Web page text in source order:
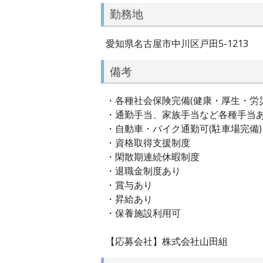
勤務地
愛知県名古屋市中川区戸田5-1213
備考
・各種社会保険完備(健康・厚生・労
・通勤手当、家族手当など各種手当
・自動車・バイク通勤可(駐車場完備)
・資格取得支援制度
・閑散期連続休暇制度
・退職金制度あり
・賞与あり
・昇給あり
・保養施設利用可
【応募会社】株式会社山田組